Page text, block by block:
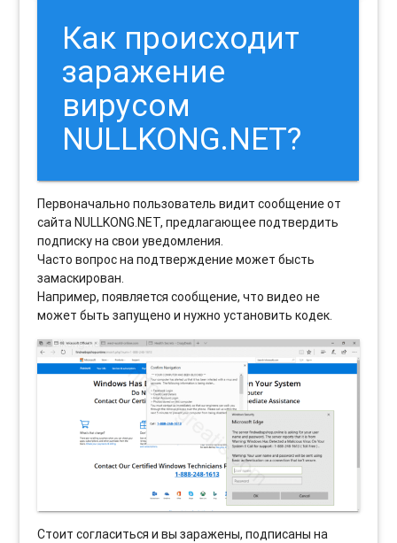
Как происходит
заражение
вирусом
NULLKONG.NET?
Первоначально пользователь видит сообщение от
сайта NULLKONG.NET, предлагающее подтвердить
подписку на свои уведомления.
Часто вопрос на подтверждение может бысть
замаскирован.
Например, появляется сообщение, что видео не
может быть запущено и нужно установить кодек.
Стоит согласиться и вы заражены, подписаны на